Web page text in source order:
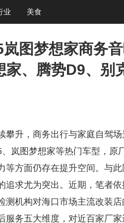
业 美食
图梦想家商务
家、腾势D9、别
攀升，商务出行与家庭自驾
、岚图梦想家等热门车型，原
等方面仍存在提升空间。与
追求尤为突出。近期，笔者
机构对海口市场主流改装店
服务五大维度，对近百家厂